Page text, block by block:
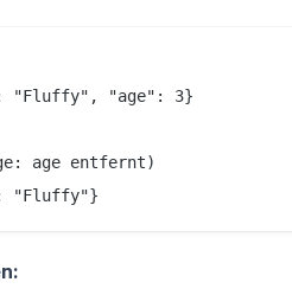
"Fluffy", "age": 3}
age entfernt)